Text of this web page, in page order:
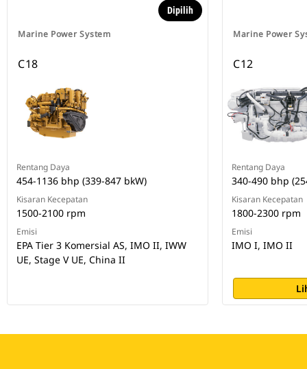
Marine Power System
Dipilih
C18
Rentang Daya
454-1136 bhp (339-847 bkW)
Kisaran Kecepatan
1500-2100 rpm
Emisi
EPA Tier 3 Komersial AS, IMO II, IWW
UE, Stage V UE, China II
Marine Power
C12
Rentang Daya
340-490 bhp
Kisaran Kecepatan
1800-2300 rpm
Emisi
IMO I, IMO II